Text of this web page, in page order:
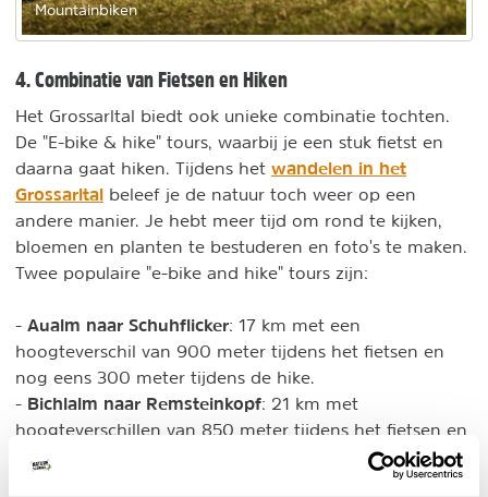
Mountainbiken
4. Combinatie van Fietsen en Hiken
Het Grossarltal biedt ook unieke combinatie tochten.
De "E-bike & hike" tours, waarbij je een stuk fietst en
daarna gaat hiken. Tijdens het wandelen in het
Grossarltal beleef je de natuur toch weer op een
andere manier. Je hebt meer tijd om rond te kijken,
bloemen en planten te bestuderen en foto's te maken.
Twee populaire "e-bike and hike" tours zijn:
- Aualm naar Schuhflicker: 17 km met een
hoogteverschil van 900 meter tijdens het fietsen en
nog eens 300 meter tijdens de hike.
- Bichlalm naar Remsteinkopf: 21 km met
hoogteverschillen van 850 meter tijdens het fietsen en
200 meter tijdens het wandelen.